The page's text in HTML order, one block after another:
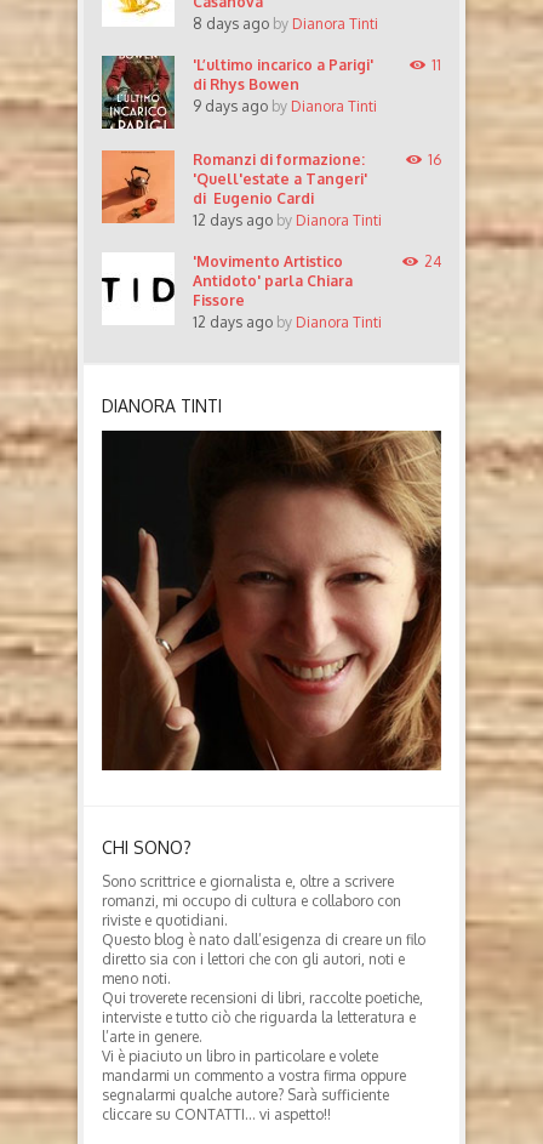
8 days ago by Dianora Tinti
'L’ultimo incarico a Parigi'
di Rhys Bowen
9 days ago by Dianora Tinti
11
Romanzi di formazione:
'Quell'estate a Tangeri'
di Eugenio Cardi
12 days ago by Dianora Tinti
16
'Movimento Artistico
Antidoto' parla Chiara
Fissore
12 days ago by Dianora Tinti
24
DIANORA TINTI
CHI SONO?
Sono scrittrice e giornalista e, oltre a scrivere
romanzi, mi occupo di cultura e collaboro con
riviste e quotidiani.
Questo blog è nato dall’esigenza di creare un filo
diretto sia con i lettori che con gli autori, noti e
meno noti.
Qui troverete recensioni di libri, raccolte poetiche,
interviste e tutto ciò che riguarda la letteratura e
l’arte in genere.
Vi è piaciuto un libro in particolare e volete
mandarmi un commento a vostra firma oppure
segnalarmi qualche autore? Sarà sufficiente
cliccare su CONTATTI… vi aspetto!!